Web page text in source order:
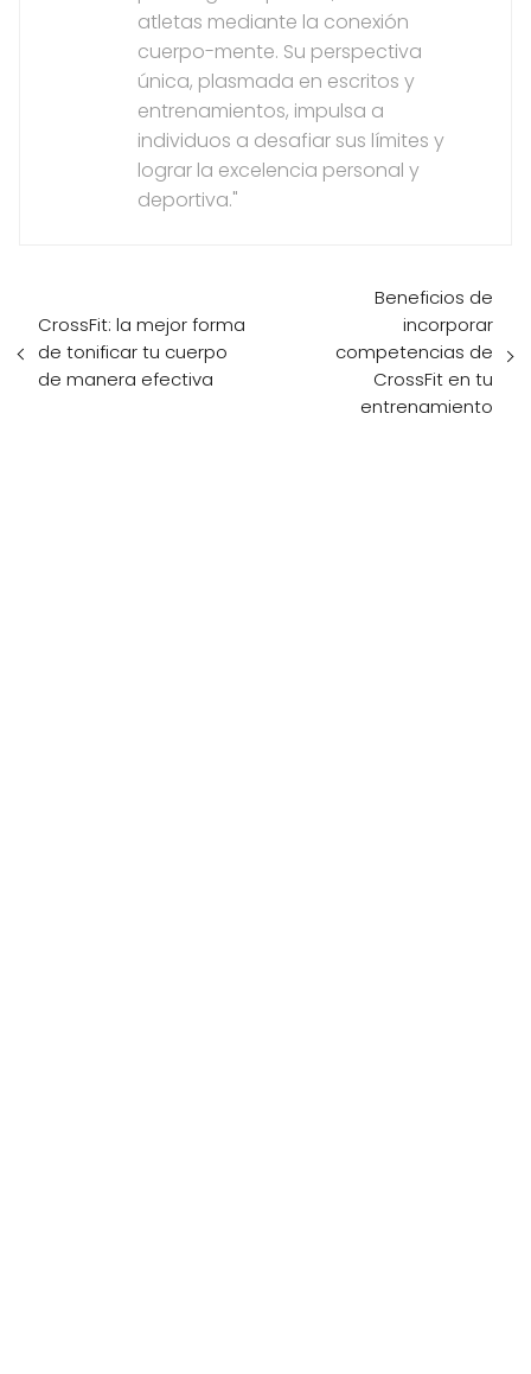
atletas mediante la conexión
cuerpo-mente. Su perspectiva
única, plasmada en escritos y
entrenamientos, impulsa a
individuos a desafiar sus límites y
lograr la excelencia personal y
deportiva."
CrossFit: la mejor forma
de tonificar tu cuerpo
de manera efectiva
Beneficios de
incorporar
competencias de
CrossFit en tu
entrenamiento